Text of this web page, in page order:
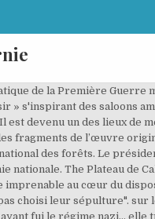
de la Première Guerre
» s'inspirant des saloons
est devenu un des lieux de
fragments de l’œuvre
des forêts. Le
nationale. The Plateau de
au cœur du
choisi leur sépulture". sur
fui le régime nazi... elle